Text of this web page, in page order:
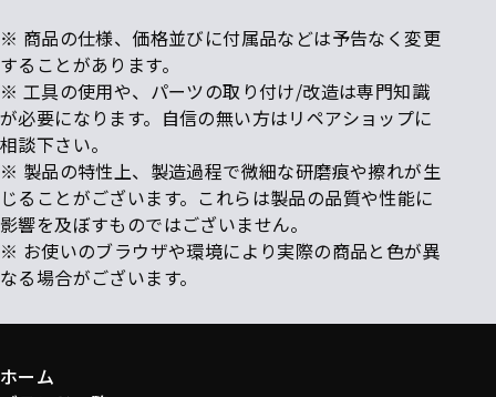
※ 商品の仕様、価格並びに付属品などは予告なく変更
することがあります。
※ 工具の使用や、パーツの取り付け/改造は専門知識
が必要になります。自信の無い方はリペアショップに
相談下さい。
※ 製品の特性上、製造過程で微細な研磨痕や擦れが生
じることがございます。これらは製品の品質や性能に
影響を及ぼすものではございません。
※ お使いのブラウザや環境により実際の商品と色が異
なる場合がございます。
ホーム